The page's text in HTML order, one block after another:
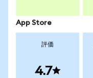
App Store
評価
4.7